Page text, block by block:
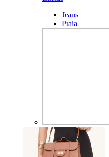
Jeans
Praia